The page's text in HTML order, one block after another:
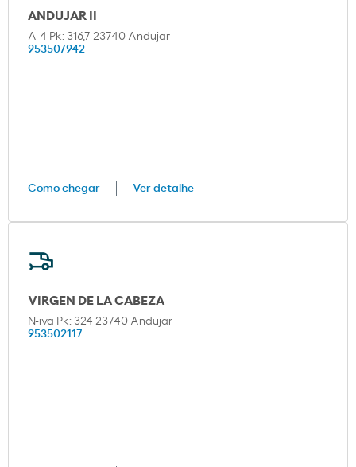
ANDUJAR II
A-4 Pk: 316,7 23740 Andujar
953507942
Como chegar Ver detalhe
VIRGEN DE LA CABEZA
N-iva Pk: 324 23740 Andujar
953502117